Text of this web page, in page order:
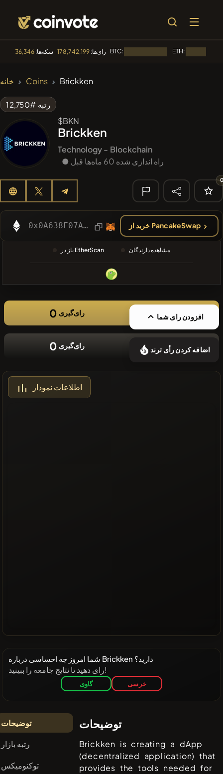
سکه‌ها:36,346 رای‌ها:178,742,199 BTC: ETH:
LOVELY EGON
#1015
Sirtoken SIR
#2052
اخیر
❌سکه های
اخیر موجود
نیست
خانه Coins Brickken
رتبه #12,750
$BKN
Brickken
Technology - Blockchain
● راه اندازی شده 60 ماه‌ها قبل
0x0A638F07ACc6969abF392bB009f216D22aDEa36d خرید از PancakeSwap
باز در EtherScan مشاهده دارندگان
0 رای‌گیری افزودن رای شما
0 رای‌گیری اضافه کردن رأی ترند
اطلاعات نمودار
شما امروز چه احساسی درباره Brickken دارید؟
رای دهید تا نتایج جامعه را ببینید!
گاوی خرسی
توضیحات
رتبه بازار
توکنومیکس
توضیحات
Brickken is creating a dApp
(decentralized application) that
provides the tools needed for